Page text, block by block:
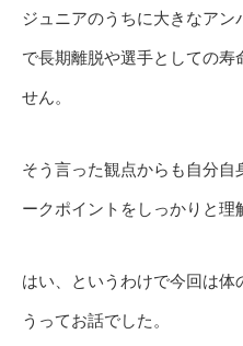
ジュニアのうちに大きなア
で長期離脱や選手としての寿
せん。
そう言った観点からも自分自
ークポイントをしっかりと理
はい、というわけで今回は体
うってお話でした。